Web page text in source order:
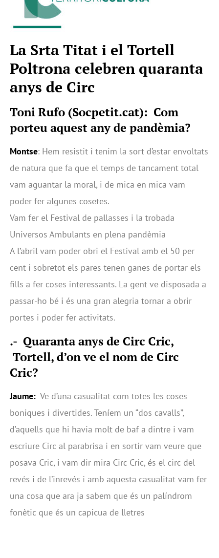
La Srta Titat i el Tortell
Poltrona celebren quaranta
anys de Circ
Toni Rufo (Socpetit.cat): Com
porteu aquest any de pandèmia?
Montse: Hem resistit i tenim la sort d’estar envoltats
de natura que fa que el temps de tancament total
vam aguantar la moral, i de mica en mica vam
poder fer algunes cosetes.
Vam fer el Festival de pallasses i la trobada
Universos Ambulants en plena pandèmia
A l’abril vam poder obri el Festival amb el 50 per
cent i sobretot els pares tenen ganes de portar els
fills a fer coses interessants. La gent ve disposada a
passar-ho bé i és una gran alegria tornar a obrir
portes i poder fer activitats.
.- Quaranta anys de Circ Cric,
Tortell, d’on ve el nom de Circ
Cric?
Jaume: Ve d’una casualitat com totes les coses
boniques i divertides. Teníem un “dos cavalls”,
d’aquells que hi havia molt de baf a dintre i vam
escriure Circ al parabrisa i en sortir vam veure que
posava Cric, i vam dir mira Circ Cric, és el circ del
revés i de l’inrevés i amb aquesta casualitat vam fer
una cosa que ara ja sabem que és un palíndrom
fonètic que és un capicua de lletres